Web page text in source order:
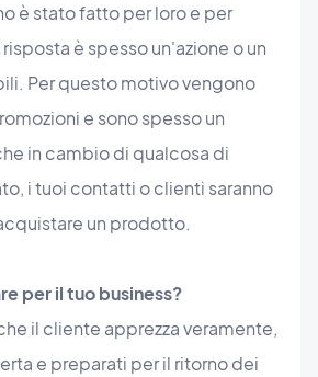
è stato fatto per loro e per
è spesso un'azione o un
Per questo motivo vengono
e sono spesso un
in cambio di qualcosa di
i tuoi contatti o clienti saranno
un prodotto.
per il tuo business?
il cliente apprezza veramente,
e preparati per il ritorno dei